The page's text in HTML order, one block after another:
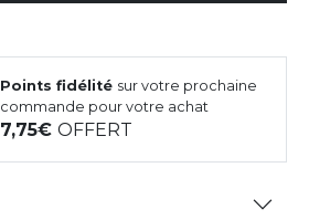
Points fidélité sur votre prochaine
commande pour votre achat
7,75OFFERT